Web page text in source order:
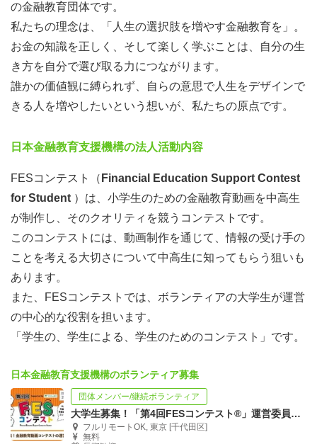
の金融教育団体です。
私たちの理念は、「人生の選択肢を増やす金融教育を」。
お金の知識を正しく、そして楽しく学ぶことは、自分の生
き方を自分で選び取る力につながります。
誰かの価値観に縛られず、自らの意思で人生をデザインで
きる人を増やしたいという想いが、私たちの原点です。
日本金融教育支援機構の法人活動内容
FESコンテスト（ Financial Education Support Contest
for Student ）は、小学生のための金融教育動画を中高生
が制作し、そのクオリティを競うコンテストです。
このコンテストには、動画制作を通じて、情報の受け手の
ことを考える大切さについて中高生に知ってもらう狙いも
あります。
また、FESコンテストでは、ボランティアの大学生が運営
の中心的な役割を担います。
「学生の、学生による、学生のためのコンテスト」です。
日本金融教育支援機構のボランティア募集
団体メンバー/継続ボランティア
大学生募集！「第4回FESコンテスト®」運営委員 金融教育動画コンテスト
フルリモートOK, 東京 [千代田区]
無料